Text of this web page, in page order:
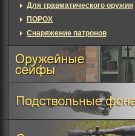
Для травматического оружия
ПОРОХ
Снаряжение патронов